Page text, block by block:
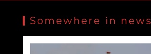
Somewhere in news